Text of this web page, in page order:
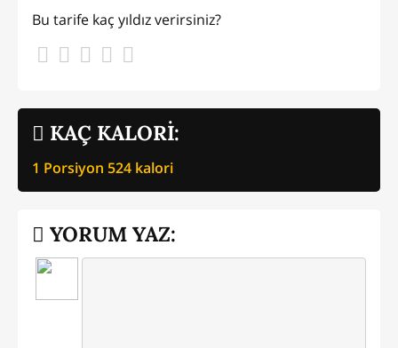
KAÇ KALORİ:
1 Porsiyon 524 kalori
Bu tarife kaç yıldız verirsiniz?
YORUM YAZ: